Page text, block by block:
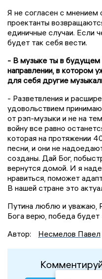
Я не согласен с мнением
проектанты
единичные случаи. Если
будет так себя вести.
- В музыке ты в будущем
направлении, в котором
для себя другие
- Разветвления и
удовольствием
от рэп-музыки и не на
войну все равно
которая на протяжении
песни, и они не
созданы. Дай Бог,
вернутся домой. И я
нравиться, поможет
В нашей стране это
Путина люблю и уважаю,
Бога верю, победа будет
Автор:
Несмелов Павел